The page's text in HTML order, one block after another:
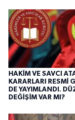
HAKİM VE SAVCI
KARARLARI RESMİ
DE YAYIMLANDI.
DEĞİŞİM VAR MI?